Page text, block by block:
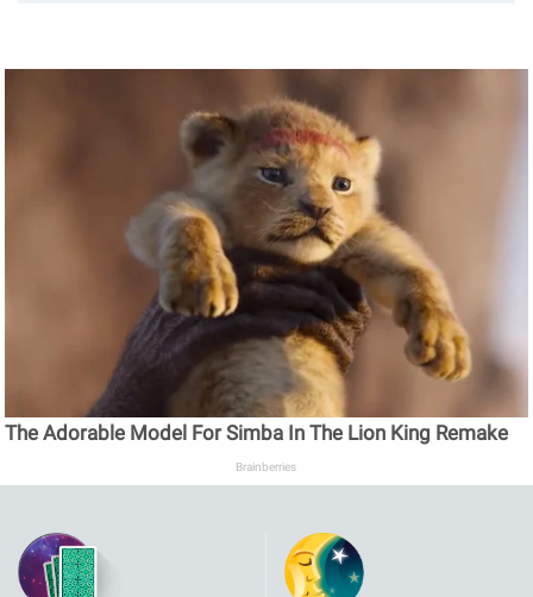
The Adorable Model For Simba In The Lion King Remake
Brainberries